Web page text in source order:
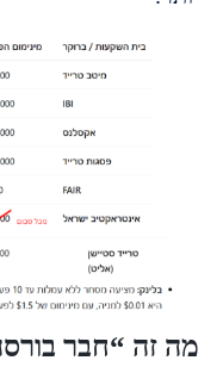
“חבר בורסה”?